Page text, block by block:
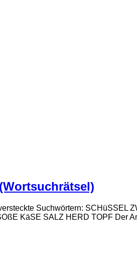
Suchwörtern:
KäSE SALZ HERD TOPF Der